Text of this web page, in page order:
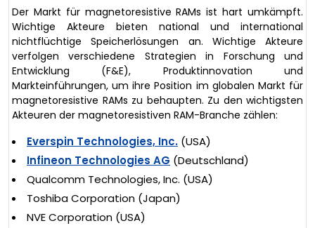
Der Markt für magnetoresistive RAMs ist hart umkämpft.
Wichtige Akteure bieten national und international
nichtflüchtige Speicherlösungen an. Wichtige Akteure
verfolgen verschiedene Strategien in Forschung und
Entwicklung (F&E), Produktinnovation und
Markteinführungen, um ihre Position im globalen Markt für
magnetoresistive RAMs zu behaupten. Zu den wichtigsten
Akteuren der magnetoresistiven RAM-Branche zählen:
Everspin Technologies, Inc. (USA)
Infineon Technologies AG (Deutschland)
Qualcomm Technologies, Inc. (USA)
Toshiba Corporation (Japan)
NVE Corporation (USA)